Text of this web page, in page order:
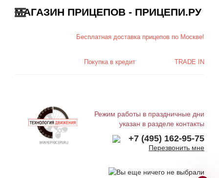
МАГАЗИН ПРИЦЕПОВ - ПРИЦЕПИ.РУ
Бесплатная доставкаприцепов по Москве!
TRADE IN
Покупка в кредит
Режим работы в праздничные дни
указан в разделе контакты
+7 (495) 162-95-75
Перезвонить мне